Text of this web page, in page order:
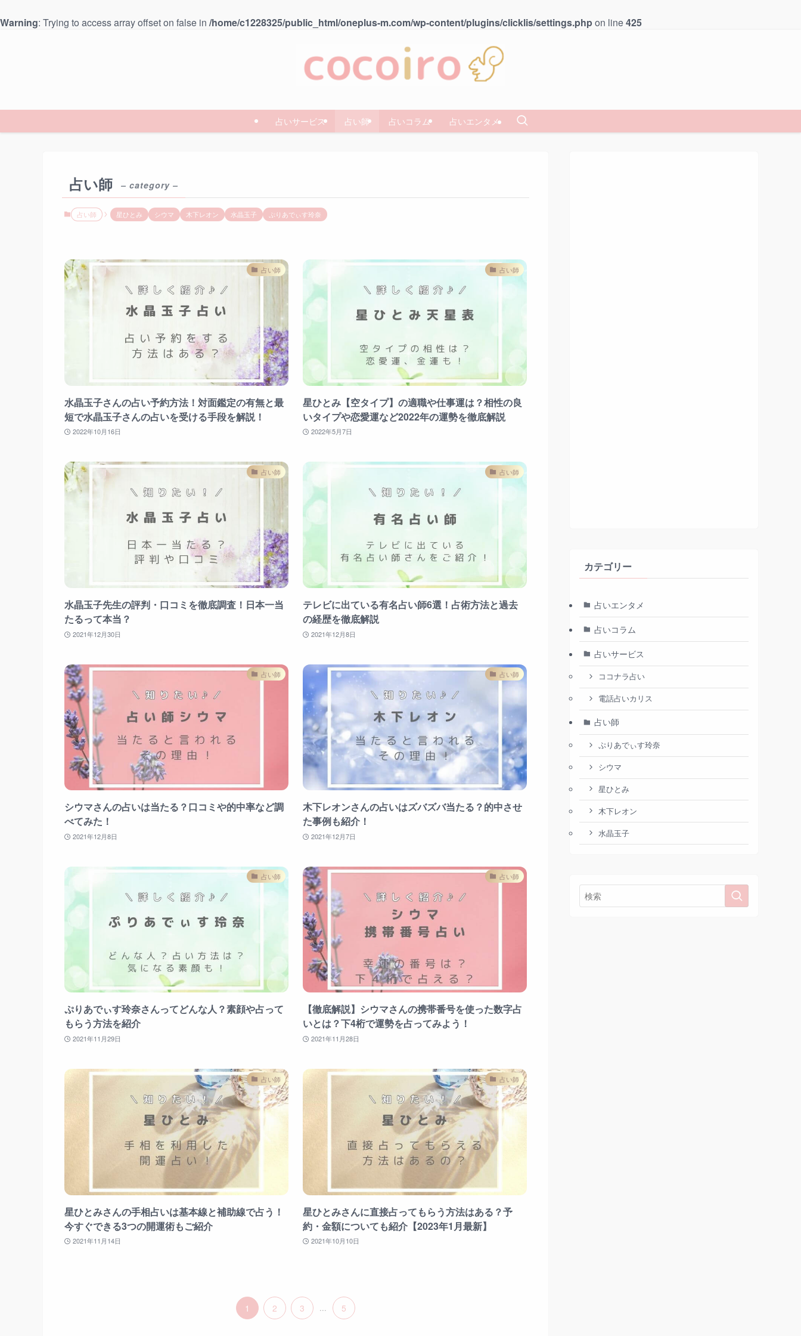
Warning: Trying to access array offset on false in /home/c1228325/public_html/oneplus-m.com/wp-content/plugins/clicklis/settings.phpon line425
占いサービス 占い師 占いコラム 占いエンタメ
占い師 – category –
占い師 星ひとみ シウマ 木下レオン 水晶玉子 ぷりあでぃす玲奈
占い師
水晶玉子さんの占い予約方法！対面鑑定の有無と最
短で水晶玉子さんの占いを受ける手段を解説！
2022年10月16日
占い師
星ひとみ【空タイプ】の適職や仕事運は？相性の良
いタイプや恋愛運など2022年の運勢を徹底解説
2022年5月7日
占い師
水晶玉子先生の評判・口コミを徹底調査！日本一当
たるって本当？
2021年12月30日
占い師
テレビに出ている有名占い師6選！占術方法と過去
の経歴を徹底解説
2021年12月8日
占い師
シウマさんの占いは当たる？口コミや的中率など調
べてみた！
2021年12月8日
占い師
木下レオンさんの占いはズバズバ当たる？的中させ
た事例も紹介！
2021年12月7日
占い師
ぷりあでぃす玲奈さんってどんな人？素顔や占って
もらう方法を紹介
2021年11月29日
占い師
【徹底解説】シウマさんの携帯番号を使った数字占
いとは？下4桁で運勢を占ってみよう！
2021年11月28日
占い師
星ひとみさんの手相占いは基本線と補助線で占う！
今すぐできる3つの開運術もご紹介
2021年11月14日
占い師
星ひとみさんに直接占ってもらう方法はある？予
約・金額についても紹介【2023年1月最新】
2021年10月10日
1 2 3 ... 5
カテゴリー
占いエンタメ
占いコラム
占いサービス
ココナラ占い
電話占いカリス
占い師
ぷりあでぃす玲奈
シウマ
星ひとみ
木下レオン
水晶玉子